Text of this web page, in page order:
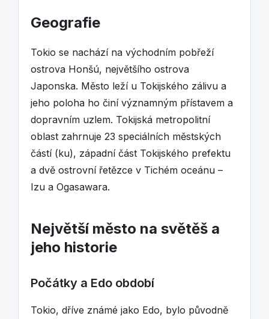
Geografie
Tokio se nachází na východním pobřeží
ostrova Honšú, největšího ostrova
Japonska. Město leží u Tokijského zálivu a
jeho poloha ho činí významným přístavem a
dopravním uzlem. Tokijská metropolitní
oblast zahrnuje 23 speciálních městských
částí (ku), západní část Tokijského prefektu
a dvě ostrovní řetězce v Tichém oceánu –
Izu a Ogasawara.
Největší město na světěš a
jeho historie
Počátky a Edo období
Tokio, dříve známé jako Edo, bylo původně